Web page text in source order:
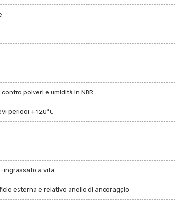
polveri e umidità in NBR
periodi + 120°C
ingrassato a vita
esterna e relativo anello di ancoraggio